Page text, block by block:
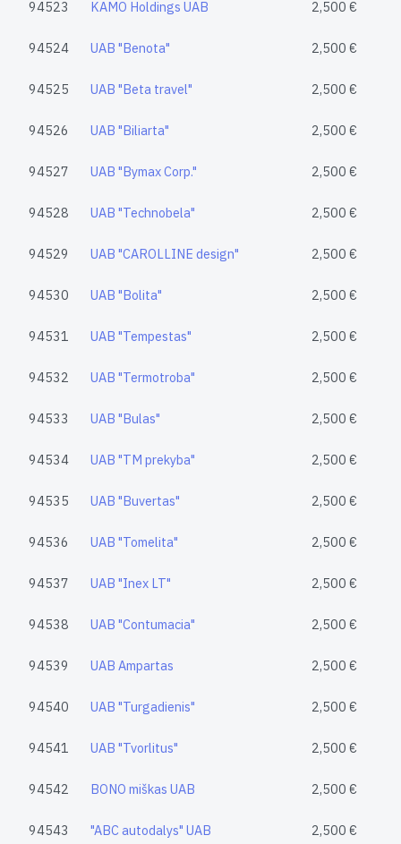
94523 KAMO Holdings UAB 2,500 €
94524 UAB "Benota" 2,500 €
94525 UAB "Beta travel" 2,500 €
94526 UAB "Biliarta" 2,500 €
94527 UAB "Bymax Corp." 2,500 €
94528 UAB "Technobela" 2,500 €
94529 UAB "CAROLLINE design" 2,500 €
94530 UAB "Bolita" 2,500 €
94531 UAB "Tempestas" 2,500 €
94532 UAB "Termotroba" 2,500 €
94533 UAB "Bulas" 2,500 €
94534 UAB "TM prekyba" 2,500 €
94535 UAB "Buvertas" 2,500 €
94536 UAB "Tomelita" 2,500 €
94537 UAB "Inex LT" 2,500 €
94538 UAB "Contumacia" 2,500 €
94539 UAB Ampartas 2,500 €
94540 UAB "Turgadienis" 2,500 €
94541 UAB "Tvorlitus" 2,500 €
94542 BONO miškas UAB 2,500 €
94543 "ABC autodalys" UAB 2,500 €